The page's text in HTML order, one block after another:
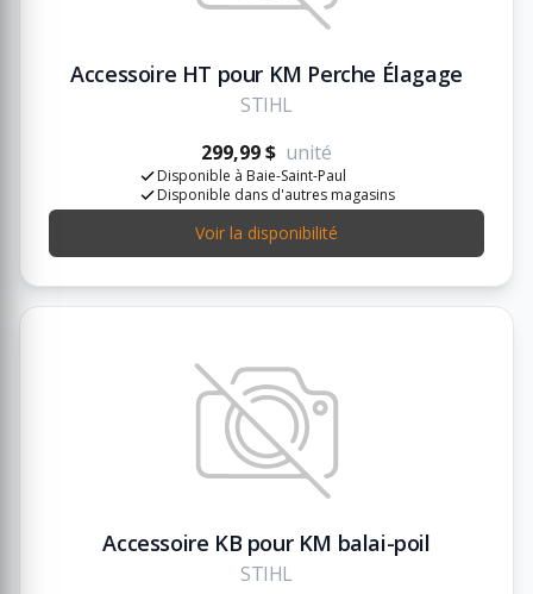
Accessoire HT pour KM Perche Élagage
STIHL
299,99 $ unité
Disponible à Baie-Saint-Paul
Disponible dans d'autres magasins
Voir la disponibilité
Accessoire KB pour KM balai-poil
STIHL